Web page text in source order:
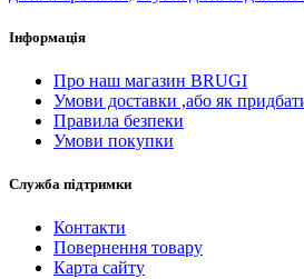
Інформація
Про наш магазин BRUGI
Умови доставки ,або як
Правила безпеки
Умови покупки
Служба підтримки
Контакти
Повернення товару
Карта сайту